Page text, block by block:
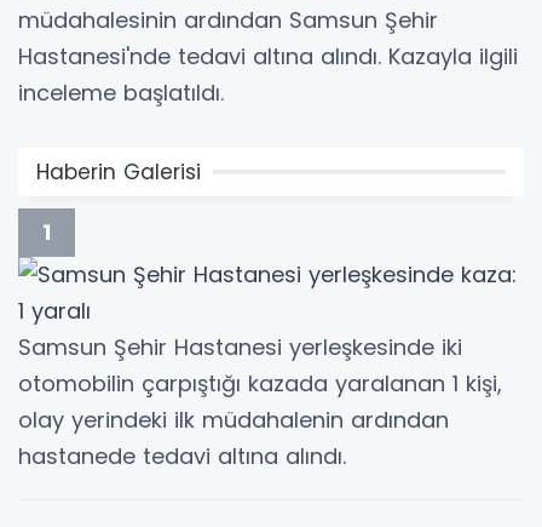
müdahalesinin ardından Samsun Şehir
Hastanesi'nde tedavi altına alındı. Kazayla ilgili
inceleme başlatıldı.
Haberin Galerisi
1
Samsun Şehir Hastanesi yerleşkesinde iki
otomobilin çarpıştığı kazada yaralanan 1 kişi,
olay yerindeki ilk müdahalenin ardından
hastanede tedavi altına alındı.